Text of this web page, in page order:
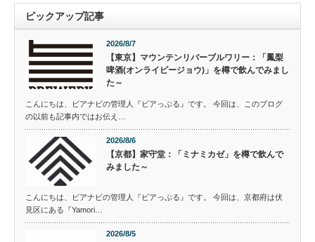
ピックアップ記事
2026/8/7
【東京】マウンテンリバーブルワリー：「鳳梨
啤酒(オンライピージョウ)」を樽で飲んでみまし
た～
こんにちは、ビアナビの管理人『ビアっぷる』です。 今回は、このブログ
の以前も記事内ではお伝え…
2026/8/6
【京都】家守堂：「ミナミカゼ」を樽で飲んで
みました～
こんにちは、ビアナビの管理人『ビアっぷる』です。 今回は、京都府は伏
見区にある『Yamori…
2026/8/5